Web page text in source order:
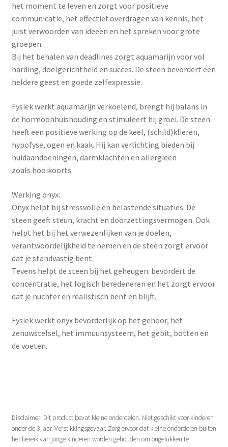
het moment te leven en zorgt voor positieve
communicatie, het effectief overdragen van kennis, het
juist verwoorden van ideeën en het spreken voor grote
groepen.
Bij het behalen van deadlines zorgt aquamarijn voor vol
harding, doelgerichtheid en succes. De steen bevordert een
heldere geest en goede zelfexpressie.
Fysiek werkt aquamarijn verkoelend, brengt hij balans in
de hormoonhuishouding en stimuleert hij groei. De steen
heeft een positieve werking op de keel, (schild)klieren,
hypofyse, ogen en kaak. Hij kan verlichting bieden bij
huidaandoeningen, darmklachten en allergieën
zoals hooikoorts.
Werking onyx:
Onyx helpt bij stressvolle en belastende situaties. De
steen geeft steun, kracht en doorzettingsvermogen. Ook
helpt het bij het verwezenlijken van je doelen,
verantwoordelijkheid te nemen en de steen zorgt ervoor
dat je standvastig bent.
Tevens helpt de steen bij het geheugen: bevordert de
concentratie, het logisch beredeneren en het zorgt ervoor
dat je nuchter en realistisch bent en blijft.
Fysiek werkt onyx bevorderlijk op het gehoor, het
zenuwstelsel, het immuunsysteem, het gebit, botten en
de voeten.
Disclaimer: Dit product bevat kleine onderdelen. Niet geschikt voor kinderen
onder de 3 jaar. Verstikkingsgevaar. Zorg ervoor dat kleine onderdelen buiten
het bereik van jonge kinderen worden gehouden om ongelukken te